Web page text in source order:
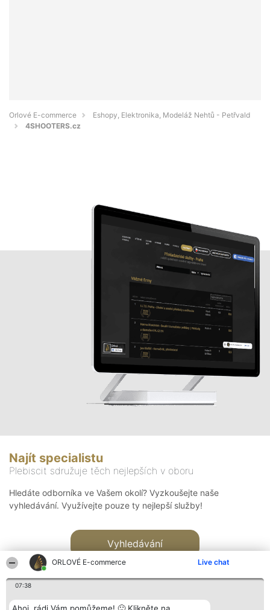
ORLOVÉ E-commerce Live chat
07:38
Orlové E-commerce
Eshopy, Elektronika, Modeláž Nehtů - Petřvald
4SHOOTERS.cz
Najít specialistu
Plebiscit sdružuje těch nejlepších v oboru
Hledáte odborníka ve Vašem okolí? Vyzkoušejte naše
vyhledávání. Využívejte pouze ty nejlepší služby!
Vyhledávání